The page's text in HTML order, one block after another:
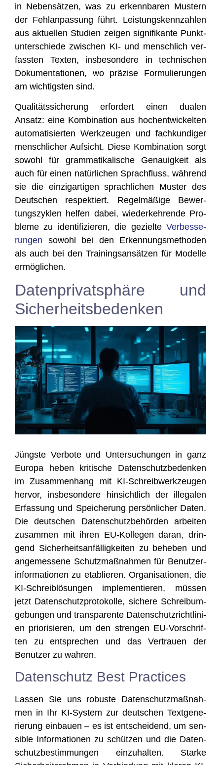
in Neben­sät­zen, was zu erkenn­ba­ren Mus­tern
der Fehl­an­pas­sung führt. Leis­tungs­kenn­zah­len
aus aktu­el­len Stu­di­en zei­gen signi­fi­kan­te Punkt­
un­ter­schie­de zwi­schen KI- und mensch­lich ver­
fass­ten Tex­ten, ins­be­son­de­re in tech­ni­schen
Doku­men­ta­tio­nen, wo prä­zi­se For­mu­lie­run­gen
am wich­tigs­ten sind.
Qua­li­täts­si­che­rung erfor­dert einen dua­len
Ansatz: eine Kom­bi­na­ti­on aus hoch­ent­wi­ckel­ten
auto­ma­ti­sier­ten Werk­zeu­gen und fach­kun­di­ger
mensch­li­cher Auf­sicht. Die­se Kom­bi­na­ti­on sorgt
sowohl für gram­ma­ti­ka­li­sche Genau­ig­keit als
auch für einen natür­li­chen Sprach­fluss, wäh­rend
sie die ein­zig­ar­ti­gen sprach­li­chen Mus­ter des
Deut­schen respek­tiert. Regel­mä­ßi­ge Bewer­
tungs­zy­klen hel­fen dabei, wie­der­keh­ren­de Pro­
ble­me zu iden­ti­fi­zie­ren, die geziel­te Ver­bes­se­
run­gen sowohl bei den Erken­nungs­me­tho­den
als auch bei den Trai­nings­an­sät­zen für Model­le
ermöglichen.
Datenprivatsphäre und
Sicherheitsbedenken
Jüngs­te Ver­bo­te und Unter­su­chun­gen in ganz
Euro­pa heben kri­ti­sche Daten­schutz­be­den­ken
im Zusam­men­hang mit KI-Schreib­werk­zeu­gen
her­vor, ins­be­son­de­re hin­sicht­lich der ille­ga­len
Erfas­sung und Spei­che­rung per­sön­li­cher Daten.
Die deut­schen Daten­schutz­be­hör­den arbei­ten
zusam­men mit ihren EU-Kol­le­gen dar­an, drin­
gend Sicher­heits­an­fäl­lig­kei­ten zu behe­ben und
ange­mes­se­ne Schutz­maß­nah­men für Benut­zer­
in­for­ma­tio­nen zu eta­blie­ren. Orga­ni­sa­tio­nen, die
KI-Schreib­lö­sun­gen imple­men­tie­ren, müs­sen
jetzt Daten­schutz­pro­to­kol­le, siche­re Schrei­b­um­
ge­bun­gen und trans­pa­ren­te Daten­schutz­richt­li­ni­
en prio­ri­sie­ren, um den stren­gen EU-Vor­schrif­
ten zu ent­spre­chen und das Ver­trau­en der
Benut­zer zu wahren.
Datenschutz Best Practices
Las­sen Sie uns robus­te Daten­schutz­maß­nah­
men in Ihr KI-Sys­tem zur deut­schen Text­ge­ne­
rie­rung ein­bau­en – es ist ent­schei­dend, um sen­
si­ble Infor­ma­tio­nen zu schüt­zen und die Daten­
schutz­be­stim­mun­gen ein­zu­hal­ten. Star­ke